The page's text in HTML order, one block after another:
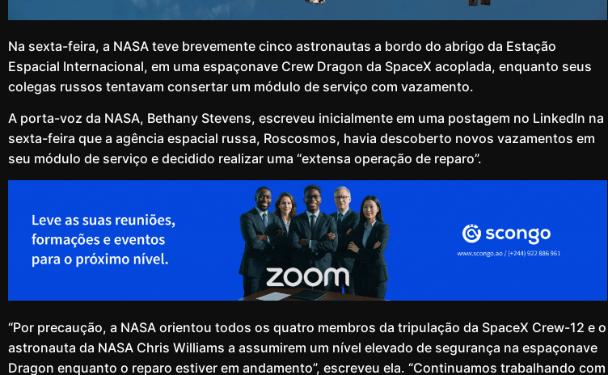
Na sexta-feira, a NASA teve brevemente cinco astronautas a bordo do abrigo da Estação
Espacial Internacional, em uma espaçonave Crew Dragon da SpaceX acoplada, enquanto seus
colegas russos tentavam consertar um módulo de serviço com vazamento.
A porta-voz da NASA, Bethany Stevens, escreveu inicialmente em uma postagem no LinkedIn na
sexta-feira que a agência espacial russa, Roscosmos, havia descoberto novos vazamentos em
seu módulo de serviço e decidido realizar uma “extensa operação de reparo”.
“Por precaução, a NASA orientou todos os quatro membros da tripulação da SpaceX Crew-12 e o
astronauta da NASA Chris Williams a assumirem um nível elevado de segurança na espaçonave
Dragon enquanto o reparo estiver em andamento”, escreveu ela. “Continuamos trabalhando com